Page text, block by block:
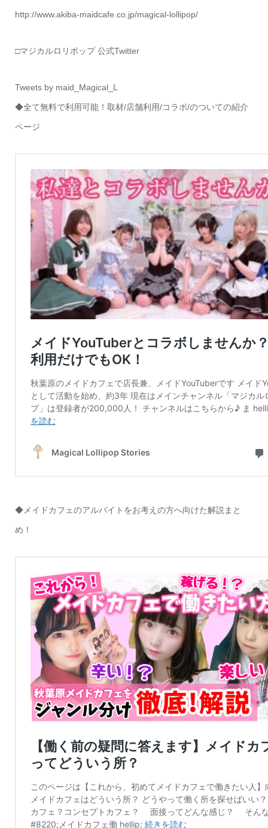
http://www.akiba-maidcafe.co.jp/magical-lollipop/
□マジカルロリポップ 公式Twitter
Tweets by maid_Magical_L
◆全て無料で利用可能！取材/店舗利用/コラボ/のついての紹介
ページ
◆メイドカフェのアルバイトをお考えの方へ向けた解説まと
め！